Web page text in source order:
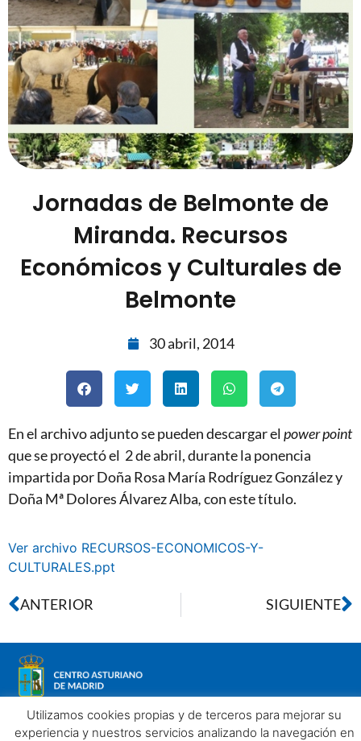
Jornadas de Belmonte de
Miranda. Recursos
Económicos y Culturales de
Belmonte
30 abril, 2014
En el archivo adjunto se pueden descargar el power point
que se proyectó el 2 de abril, durante la ponencia
impartida por Doña Rosa María Rodríguez González y
Doña Mª Dolores Álvarez Alba,con este título.
Ver archivo RECURSOS-ECONOMICOS-Y-
CULTURALES.ppt
ANTERIOR SIGUIENTE
Utilizamos cookies propias y de terceros para mejorar su
experiencia y nuestros servicios analizando la navegación en